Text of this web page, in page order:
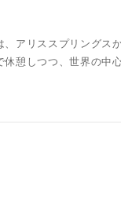
アリススプリングス
憩しつつ、世界の中